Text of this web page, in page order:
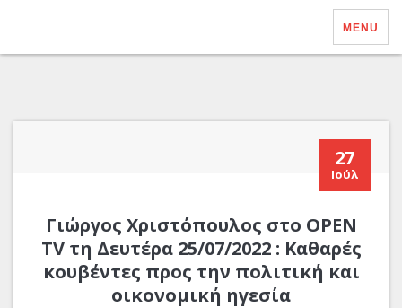
MENU
27
Ιούλ
Γιώργος Χριστόπουλος στο OPEN
TV τη Δευτέρα 25/07/2022 : Καθαρές
κουβέντες προς την πολιτική και
οικονομική ηγεσία